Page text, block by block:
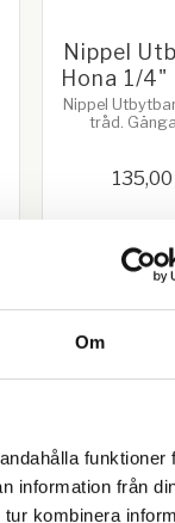
Om
funktioner
information från
kombinera
Nippel
Hona 1/4"
Nippel
tråd.
135,00
KÖP